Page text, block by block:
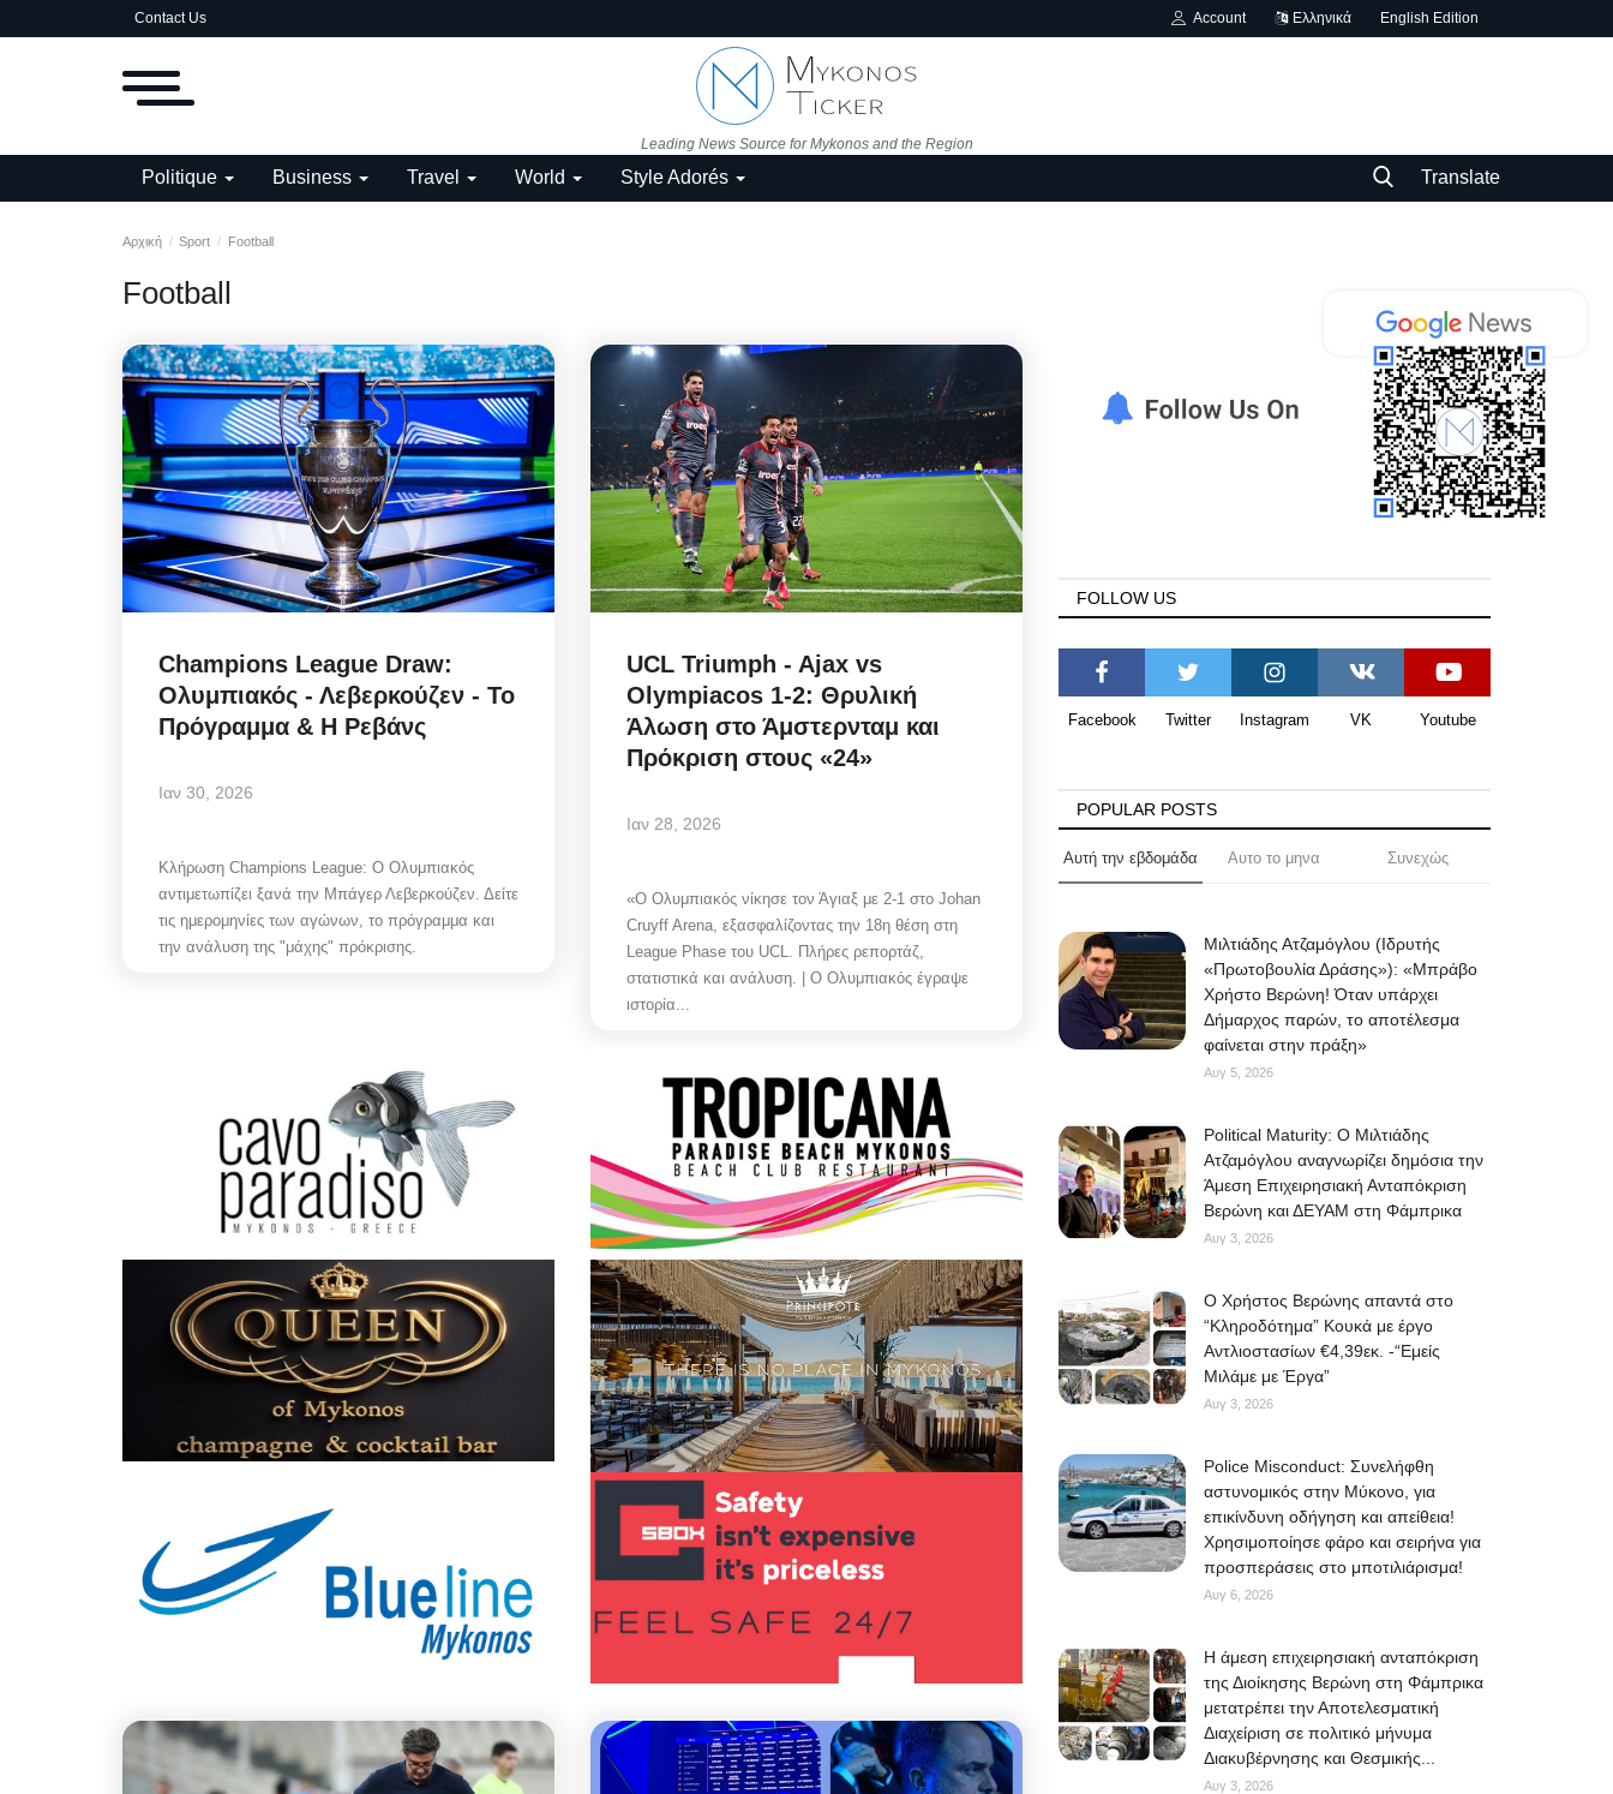
Contact Us Account Ελληνικά English Edition
Leading News Source for Mykonos and the Region
Politique Business Travel World Style Adorés Translate
Αρχική Sport Football
Football
Champions League Draw:
Ολυμπιακός - Λεβερκούζεν - Το
Πρόγραμμα & Η Ρεβάνς
Ιαν 30, 2026
Κλήρωση Champions League: Ο Ολυμπιακός
αντιμετωπίζει ξανά την Μπάγερ Λεβερκούζεν. Δείτε
τις ημερομηνίες των αγώνων, το πρόγραμμα και
την ανάλυση της "μάχης" πρόκρισης.
UCL Triumph - Ajax vs
Olympiacos 1-2: Θρυλική
Άλωση στο Άμστερνταμ και
Πρόκριση στους «24»
Ιαν 28, 2026
«Ο Ολυμπιακός νίκησε τον Άγιαξ με 2-1 στο Johan
Cruyff Arena, εξασφαλίζοντας την 18η θέση στη
League Phase του UCL. Πλήρες ρεπορτάζ,
στατιστικά και ανάλυση. | Ο Ολυμπιακός έγραψε
ιστορία...
FOLLOW US
Facebook Twitter Instagram VK Youtube
POPULAR POSTS
Αυτή την εβδομάδα Αυτο το μηνα Συνεχώς
Μιλτιάδης Ατζαμόγλου (Ιδρυτής
«Πρωτοβουλία Δράσης»): «Μπράβο
Χρήστο Βερώνη! Όταν υπάρχει
Δήμαρχος παρών, το αποτέλεσμα
φαίνεται στην πράξη»
Αυγ 5, 2026
Political Maturity: Ο Μιλτιάδης
Ατζαμόγλου αναγνωρίζει δημόσια την
Άμεση Επιχειρησιακή Ανταπόκριση
Βερώνη και ΔΕΥΑΜ στη Φάμπρικα
Αυγ 3, 2026
O Χρήστος Βερώνης απαντά στο
“Κληροδότημα” Κουκά με έργο
Αντλιοστασίων €4,39εκ. -“Εμείς
Μιλάμε με Έργα”
Αυγ 3, 2026
Police Misconduct: Συνελήφθη
αστυνομικός στην Μύκονο, για
επικίνδυνη οδήγηση και απείθεια!
Χρησιμοποίησε φάρο και σειρήνα για
προσπεράσεις στο μποτιλιάρισμα!
Αυγ 6, 2026
Η άμεση επιχειρησιακή ανταπόκριση
της Διοίκησης Βερώνη στη Φάμπρικα
μετατρέπει την Αποτελεσματική
Διαχείριση σε πολιτικό μήνυμα
Διακυβέρνησης και Θεσμικής...
Αυγ 3, 2026